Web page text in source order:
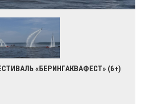
«БЕРИНГАКВАФЕСТ» (6+)